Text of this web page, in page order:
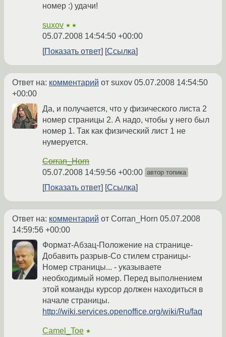
номер :) удачи!
suxov ★★
05.07.2008 14:54:50 +00:00
Показать ответ
Ссылка
Ответ на: комментарий от suxov 05.07.2008 14:54:50
+00:00
Да, и получается, что у физического листа 2
номер страницы 2. А надо, чтобы у него был
номер 1. Так как физический лист 1 не
нумеруется.
Corran_Horn
05.07.2008 14:59:56 +00:00 автор топика
Показать ответ Ссылка
Ответ на: комментарий от Corran_Horn 05.07.2008
14:59:56 +00:00
Формат-Абзац-Положение на странице-
Добавить разрыв-Со стилем страницы-
Номер страницы... - указываете
необходимый номер. Перед выполнением
этой команды курсор должен находиться в
начале страницы.
http://wiki.services.openoffice.org/wiki/Ru/faq
Camel_Toe ★